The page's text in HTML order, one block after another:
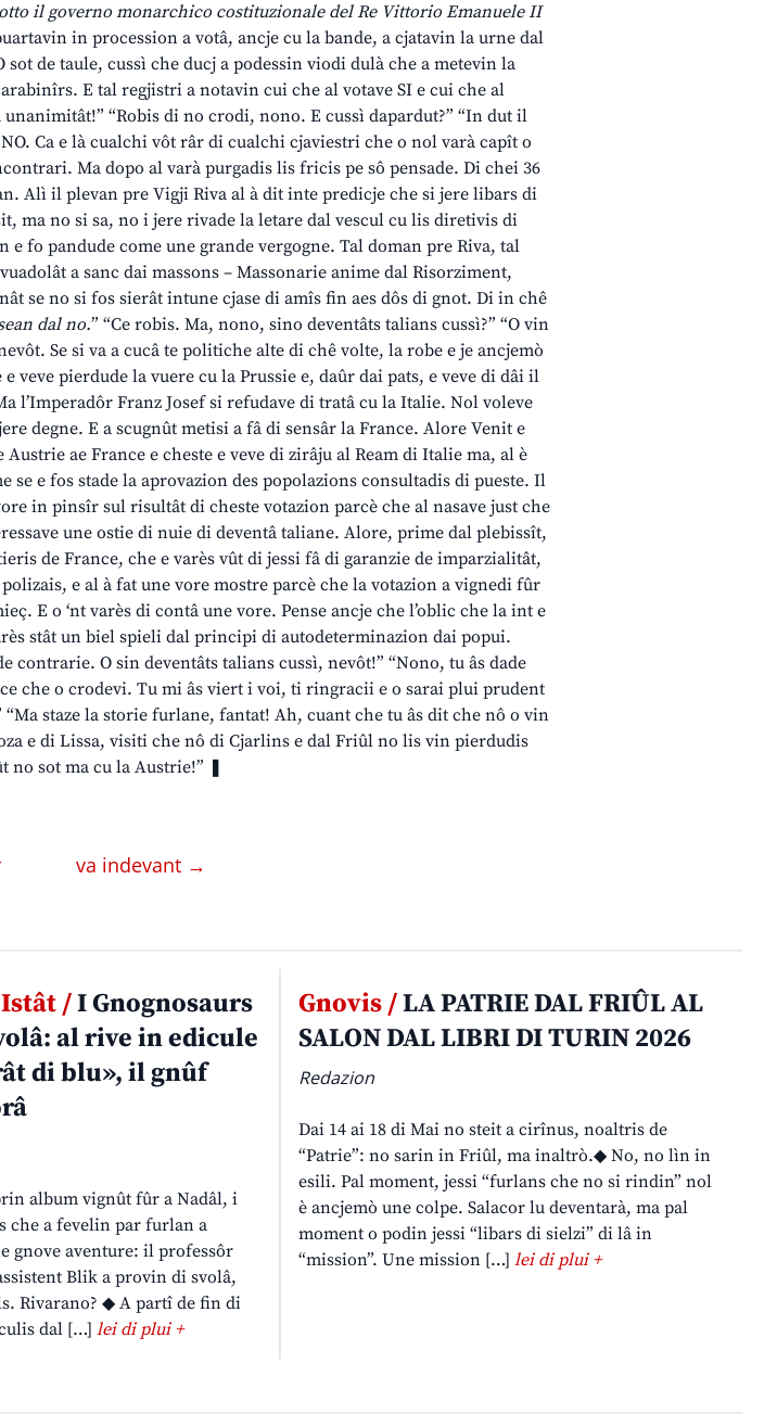
il governo monarchico costituzionale del Re Vittorio Emanuele II
in procession a votâ, ancje cu la bande, a cjatavin la urne dal
sot de taule, cussì che ducj a podessin viodi dulà che a metevin la
E tal regjistri a notavin cui che al votave SI e cui che al
unanimitât!” “Robis di no crodi, nono. E cussì dapardut?” “In dut il
Ca e là cualchi vôt râr di cualchi cjaviestri che o nol varà capît o
Ma dopo al varà purgadis lis fricis pe sô pensade. Di chei 36
Alì il plevan pre Vigji Riva al à dit inte predicje che si jere libars di
ma no si sa, no i jere rivade la letare dal vescul cu lis diretivis di
e fo pandude come une grande vergogne. Tal doman pre Riva, tal
a sanc dai massons – Massonarie anime dal Risorziment,
se no si fos sierât intune cjase di amîs fin aes dôs di gnot. Di in chê
dal no.” “Ce robis. Ma, nono, sino deventâts talians cussì?” “O vin
Se si va a cucâ te politiche alte di chê volte, la robe e je ancjemò
veve pierdude la vuere cu la Prussie e, daûr dai pats, e veve di dâi il
l’Imperadôr Franz Josef si refudave di tratâ cu la Italie. Nol voleve
degne. E a scugnût metisi a fâ di sensâr la France. Alore Venit e
Austrie ae France e cheste e veve di zirâju al Ream di Italie ma, al è
se e fos stade la aprovazion des popolazions consultadis di pueste. Il
in pinsîr sul risultât di cheste votazion parcè che al nasave just che
une ostie di nuie di deventâ taliane. Alore, prime dal plebissît,
de France, che e varès vût di jessi fâ di garanzie de imparzialitât,
e al à fat une vore mostre parcè che la votazion a vignedi fûr
E o ‘nt varès di contâ une vore. Pense ancje che l’oblic che la int e
stât un biel spieli dal principi di autodeterminazion dai popui.
contrarie. O sin deventâts talians cussì, nevôt!” “Nono, tu âs dade
che o crodevi. Tu mi âs viert i voi, ti ringracii e o sarai plui prudent
“Ma staze la storie furlane, fantat! Ah, cuant che tu âs dit che nô o vin
e di Lissa, visiti che nô di Cjarlins e dal Friûl no lis vin pierdudis
no sot ma cu la Austrie!” ❚
va indevant →
/I Gnognosaurs
al rive in edicule
di blu», il gnûf
album vignût fûr a Nadâl, i
che a fevelin par furlan a
gnove aventure: il professôr
Blik a provin di svolâ,
Rivarano? ◆ A partî de fin di
dal […] lei di plui +
Gnovis /LA PATRIE DAL FRIÛL AL
SALON DAL LIBRI DI TURIN 2026
Redazion
Dai 14 ai 18 di Mai no steit a cirînus, noaltris de
“Patrie”: no sarin in Friûl, ma inaltrò.◆ No, no lìn in
esili. Pal moment, jessi “furlans che no si rindin” nol
è ancjemò une colpe. Salacor lu deventarà, ma pal
moment o podin jessi “libars di sielzi” di lâ in
“mission”. Une mission […]lei di plui +